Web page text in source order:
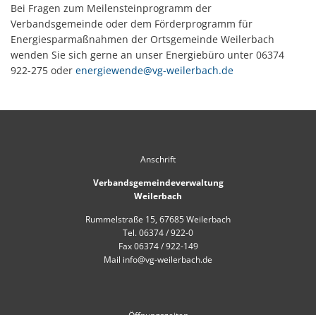
Bei Fragen zum Meilensteinprogramm der
Verbandsgemeinde oder dem Förderprogramm für
Energiesparmaßnahmen der Ortsgemeinde Weilerbach
wenden Sie sich gerne an unser Energiebüro unter 06374
922-275 oder energiewende@vg-weilerbach.de
Anschrift
Verbandsgemeindeverwaltung
Weilerbach
Rummelstraße 15, 67685 Weilerbach
Tel. 06374 / 922-0
Fax 06374 / 922-149
Mail info@vg-weilerbach.de